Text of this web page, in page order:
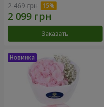
2 469 грн
Заказать